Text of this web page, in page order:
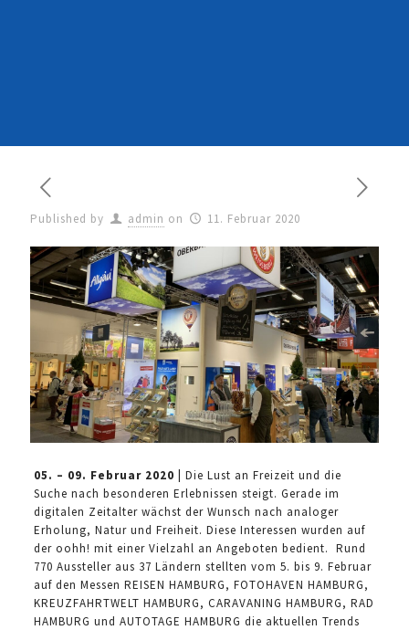
Published by admin on 11. Februar 2020
05. – 09. Februar 2020 |
Die Lust an Freizeit und die
Suche nach besonderen Erlebnissen steigt. Gerade im
digitalen Zeitalter wächst der Wunsch nach analoger
Erholung, Natur und Freiheit. Diese Interessen wurden auf
der oohh! mit einer Vielzahl an Angeboten bedient. Rund
770 Aussteller aus 37 Ländern stellten vom 5. bis 9. Februar
auf den Messen REISEN HAMBURG, FOTOHAVEN HAMBURG,
KREUZFAHRTWELT HAMBURG, CARAVANING HAMBURG, RAD
HAMBURG und AUTOTAGE HAMBURG die aktuellen Trends